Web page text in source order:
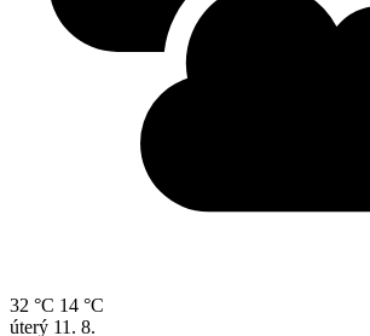
32 °C 14 °C
úterý 11. 8.